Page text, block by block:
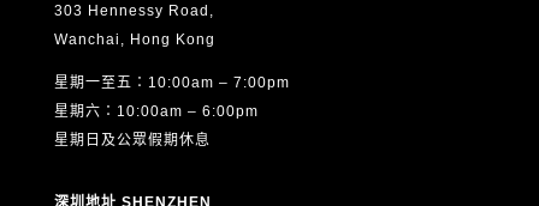
303 Hennessy Road,
Wanchai, Hong Kong
星期一至五：10:00am – 7:00pm
星期六：10:00am – 6:00pm
星期日及公眾假期休息
深圳地址 SHENZHEN